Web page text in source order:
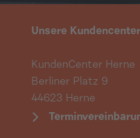
Unsere
KundenCenter Herne
Berliner Platz 9
44623 Herne